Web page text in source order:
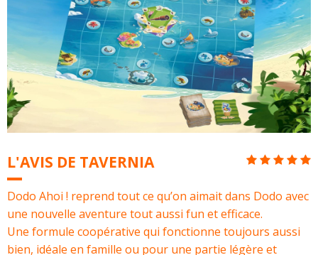
L'AVIS DE TAVERNIA
Dodo Ahoi ! reprend tout ce qu’on aimait dans Dodo avec
une nouvelle aventure tout aussi fun et efficace.
Une formule coopérative qui fonctionne toujours aussi
bien, idéale en famille ou pour une partie légère et